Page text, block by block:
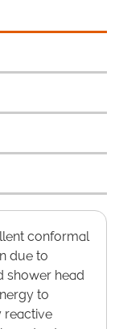
conformal
due to
shower head
to
reactive